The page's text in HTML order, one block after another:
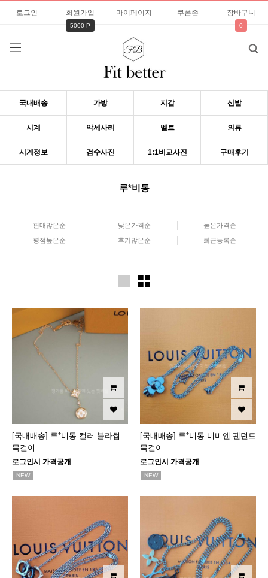
로그인 회원가입
5000 P
마이페이지 쿠폰존 장바구니
0
국내배송 가방 지갑 신발
시계 악세사리 벨트 의류
시계정보 검수사진 1:1비교사진 구매후기
루*비통
판매많은순 낮은가격순 높은가격순
평점높은순 후기많은순 최근등록순
[국내배송] 루*비통 컬러 블라썸
목걸이
로그인시 가격공개
NEW
[국내배송] 루*비통 비비엔 펜던트
목걸이
로그인시 가격공개
NEW